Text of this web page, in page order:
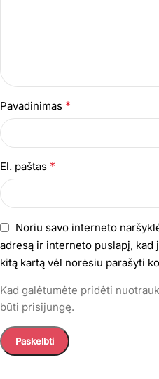
Pavadinimas *
El. paštas *
Noriu savo interneto
adresą ir interneto puslapį,
kitą kartą vėl norėsiu parašyti
Kad galėtumėte pridėti
būti prisijungę.